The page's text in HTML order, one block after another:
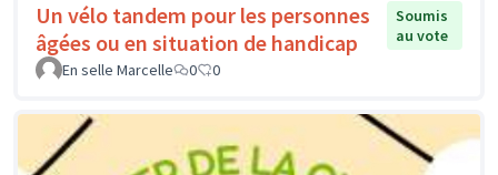
Un vélo tandem pour les personnes
âgées ou en situation de handicap
Soumis
au vote
En selle Marcelle
0 0